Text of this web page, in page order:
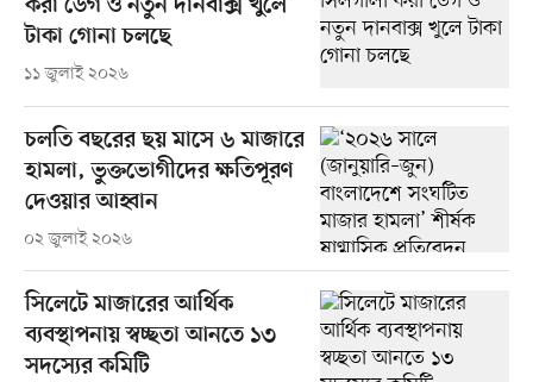
করা ডেগ ও নতুন দানবাক্স খুলে
টাকা গোনা চলছে
১১ জুলাই ২০২৬
চলতি বছরের ছয় মাসে ৬ মাজারে
হামলা, ভুক্তভোগীদের ক্ষতিপূরণ
দেওয়ার আহ্বান
০২ জুলাই ২০২৬
সিলেটে মাজারের আর্থিক
ব্যবস্থাপনায় স্বচ্ছতা আনতে ১৩
সদস্যের কমিটি